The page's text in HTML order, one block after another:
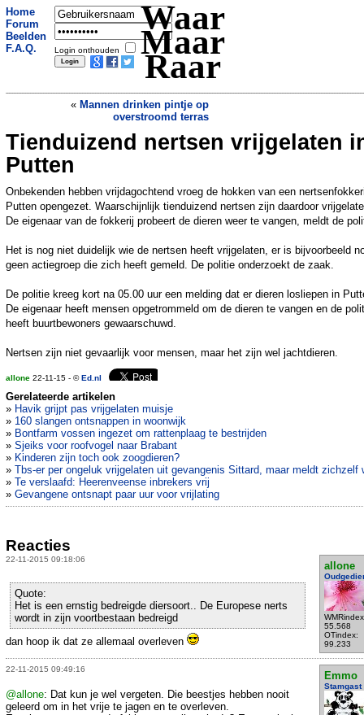
Home
Forum
Beelden
F.A.Q.
Login onthouden
Waar
Maar
Raar
« Mannen drinken pintje op
overstroomd terras
Engelands hoogste kerstboom gidst
piloten»
Tienduizend nertsen vrijgelaten
Putten
Onbekenden hebben vrijdagochtend vroeg de hokken van een
Putten opengezet. Waarschijnlijk tienduizend nertsen zijn daardoor
De eigenaar van de fokkerij probeert de dieren weer te vangen, meldt de
Het is nog niet duidelijk wie de nertsen heeft vrijgelaten, er is bijvoorbeeld
geen actiegroep die zich heeft gemeld. De politie onderzoekt de zaak.
De politie kreeg kort na 05.00 uur een melding dat er dieren losliepen in
De eigenaar heeft mensen opgetrommeld om de dieren te vangen en de
heeft buurtbewoners gewaarschuwd.
Nertsen zijn niet gevaarlijk voor mensen, maar het zijn wel jachtdieren.
allone 22-11-15 - ©Ed.nl
Gerelateerde artikelen
» Havik grijpt pas vrijgelaten muisje
» 160 slangen ontsnappen in woonwijk
» Bontfarm vossen ingezet om rattenplaag te bestrijden
» Sjeiks voor roofvogel naar Brabant
» Kinderen zijn toch ook zoogdieren?
» Tbs-er per ongeluk vrijgelaten uit gevangenis Sittard, maar meldt zichzelf
» Te verslaafd: Heerenveense inbrekers vrij
» Gevangene ontsnapt paar uur voor vrijlating
Reacties
22-11-2015 09:18:06
allone
55.568
OTindex:
99.233
Quote:
Het is een ernstig bedreigde diersoort.. De Europese nerts
wordt in zijn voortbestaan bedreigd
dan hoop ik dat ze allemaal overleven
22-11-2015 09:49:16
Emmo
Stamgast
@allone: Dat kun je wel vergeten. Die beestjes hebben nooit
geleerd om in het vrije te jagen en te overleven.